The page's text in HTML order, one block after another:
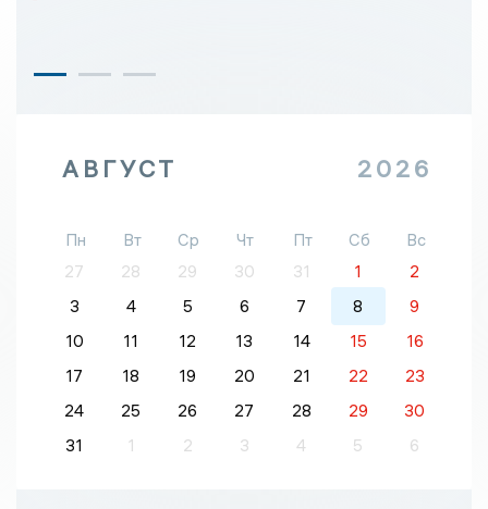
АВГУСТ 2026
Пн Вт Ср Чт Пт Сб
Вс
27
28 29 30 31 1
2
3
4 5 6 7 8
9
10
11 12 13 14 15
16
17
18 19 20 21 22
23
24
25 26 27 28 29
30
31
1 2 3 4 5 6